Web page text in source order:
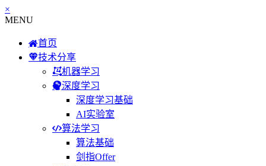
×
MENU
首页
技术分享
机器学习
深度学习
深度学习基础
AI实验室
算法学习
算法基础
剑指Offer